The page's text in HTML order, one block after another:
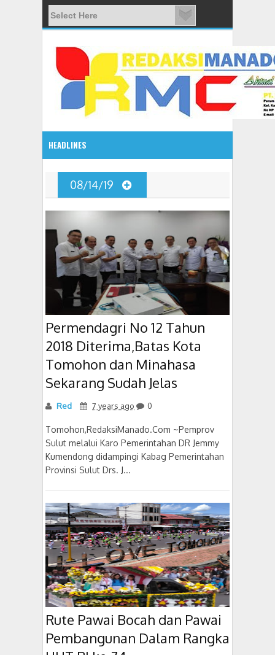
HEADLINES
08:03 AM
ADVETORIAL JONRU GANTIKAN MONO PIMPIN DPRD
08/14/19
Permendagri No 12 Tahun
2018 Diterima,Batas Kota
Tomohon dan Minahasa
Sekarang Sudah Jelas
Red 7 years ago 0
Tomohon,RedaksiManado.Com ~Pemprov
Sulut melalui Karo Pemerintahan DR Jemmy
Kumendong didampingi Kabag Pemerintahan
Provinsi Sulut Drs. J...
Rute Pawai Bocah dan Pawai
Pembangunan Dalam Rangka